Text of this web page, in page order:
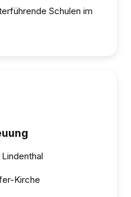
Schulen im
Kirche